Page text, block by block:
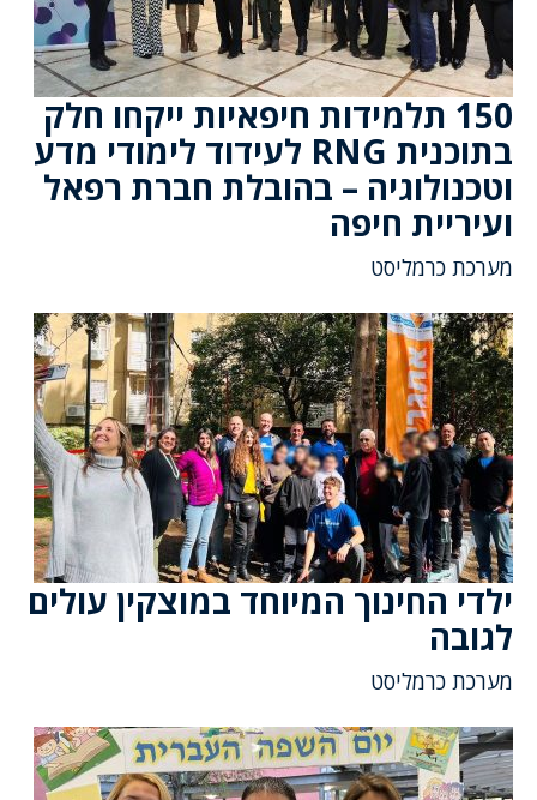
150 תלמידות חיפאיות ייקחו חלק
בתוכנית RNG לעידוד לימודי מדע
וטכנולוגיה – בהובלת חברת רפאל
ועיריית חיפה
מערכת כרמליסט
ילדי החינוך המיוחד במוצקין עולים
לגובה
מערכת כרמליסט